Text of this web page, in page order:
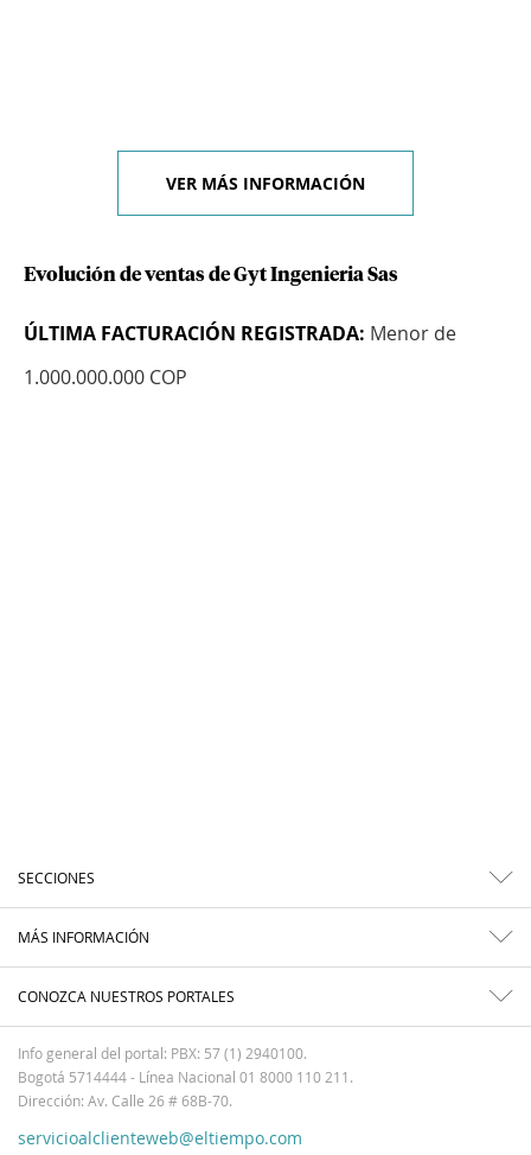
VER MÁS INFORMACIÓN
Evolución de ventas de Gyt Ingenieria Sas
ÚLTIMA FACTURACIÓN REGISTRADA: Menor de
1.000.000.000 COP
SECCIONES
MÁS INFORMACIÓN
CONOZCA NUESTROS PORTALES
Info general del portal: PBX: 57 (1) 2940100.
Bogotá 5714444 - Línea Nacional 01 8000 110 211.
Dirección: Av. Calle 26 # 68B-70.
servicioalclienteweb@eltiempo.com